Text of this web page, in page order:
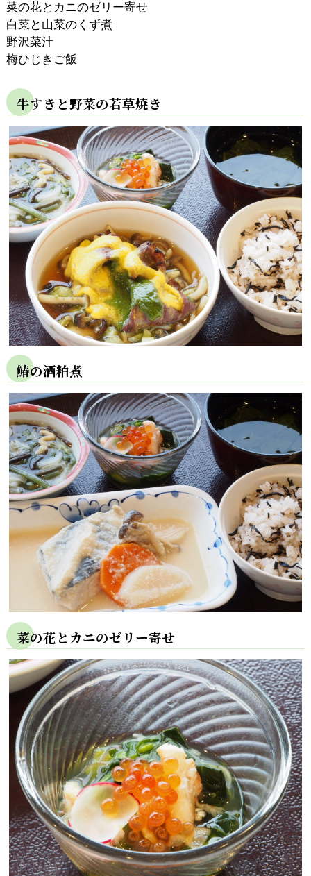
菜の花とカニのゼリー寄せ
白菜と山菜のくず煮
野沢菜汁
梅ひじきご飯
牛すきと野菜の若草焼き
鰆の酒粕煮
菜の花とカニのゼリー寄せ